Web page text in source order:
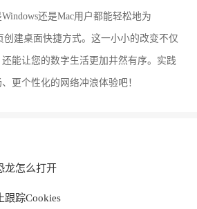
还是Mac用户都能轻松地为
创建桌面快捷方式。这一小小的改变不仅
能让您的数字生活更加井然有序。实践
更个性化的网络冲浪体验吧！
龙怎么打开
跟踪Cookies